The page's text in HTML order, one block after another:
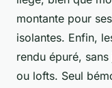
montante pour
isolantes. Enfin,
rendu épuré,
ou lofts. Seul